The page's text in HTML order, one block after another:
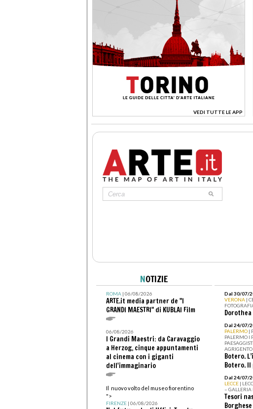
VEDI TUTTE LE APP
>
NOTIZIE
ROMA| 06/08/2026
ARTE.it media partner de "I
GRANDI MAESTRI" di KUBLAI Film
06/08/2026
I Grandi Maestri: da Caravaggio
a Herzog, cinque appuntamenti
al cinema con i giganti
dell'immaginario
Il nuovo volto del museo fiorentino
">
FIRENZE| 06/08/2026
Dal 30/07/
VERONA |
Dorothea
Dal 24/07/
PALERMO |
PALERMO I
AGRIGENTO
Botero.
Botero. Il
Dal 24/07/
LECCE |
– GALLERIA
Tesori
Borghese